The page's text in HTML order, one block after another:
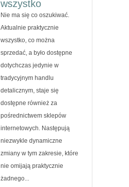
wszystko
Nie ma się co oszukiwać.
Aktualnie praktycznie
wszystko, co można
sprzedać, a było dostępne
dotychczas jedynie w
tradycyjnym handlu
detalicznym, staje się
dostępne również za
pośrednictwem sklepów
internetowych. Następują
niezwykle dynamiczne
zmiany w tym zakresie, które
nie omijają praktycznie
żadnego...